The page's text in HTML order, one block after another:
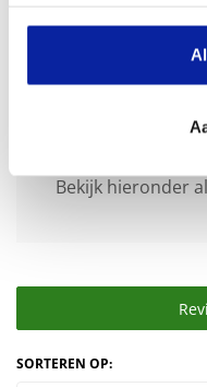
Bekijk hieronder
SORTEREN OP: